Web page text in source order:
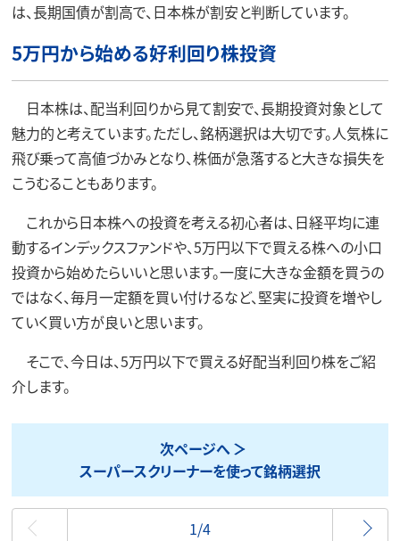
は、長期国債が割高で、日本株が割安と判断しています。
5万円から始める好利回り株投資
日本株は、配当利回りから見て割安で、長期投資対象として
魅力的と考えています。ただし、銘柄選択は大切です。人気株に
飛び乗って高値づかみとなり、株価が急落すると大きな損失を
こうむることもあります。
これから日本株への投資を考える初心者は、日経平均に連
動するインデックスファンドや、5万円以下で買える株への小口
投資から始めたらいいと思います。一度に大きな金額を買うの
ではなく、毎月一定額を買い付けるなど、堅実に投資を増やし
ていく買い方が良いと思います。
そこで、今日は、5万円以下で買える好配当利回り株をご紹
介します。
次ページへ
スーパースクリーナーを使って銘柄選択
最初
1/4